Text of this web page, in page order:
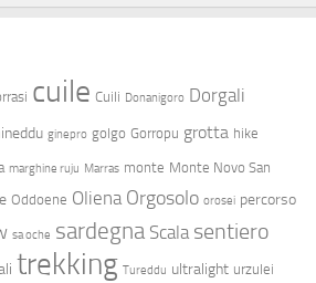
cuile Cuili Donanigoro Dorgali
ginepro golgo Gorropu grotta hike
marghine ruju Marras monte Monte Novo San
Oddoene Oliena Orgosolo orosei percorso
sa oche sardegna Scala sentiero
trekking Tureddu ultralight urzulei